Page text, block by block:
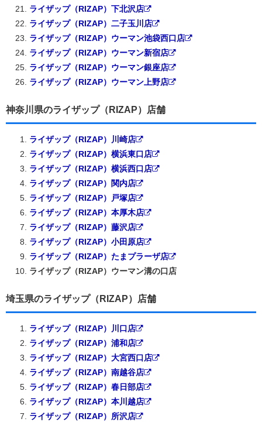
ライザップ（RIZAP）下北沢店
ライザップ（RIZAP）二子玉川店
ライザップ（RIZAP）ウーマン池袋西口店
ライザップ（RIZAP）ウーマン新宿店
ライザップ（RIZAP）ウーマン銀座店
ライザップ（RIZAP）ウーマン上野店
神奈川県のライザップ（RIZAP）店舗
ライザップ（RIZAP）川崎店
ライザップ（RIZAP）横浜東口店
ライザップ（RIZAP）横浜西口店
ライザップ（RIZAP）関内店
ライザップ（RIZAP）戸塚店
ライザップ（RIZAP）本厚木店
ライザップ（RIZAP）藤沢店
ライザップ（RIZAP）小田原店
ライザップ（RIZAP）たまプラーザ店
ライザップ（RIZAP）ウーマン溝の口店
埼玉県のライザップ（RIZAP）店舗
ライザップ（RIZAP）川口店
ライザップ（RIZAP）浦和店
ライザップ（RIZAP）大宮西口店
ライザップ（RIZAP）南越谷店
ライザップ（RIZAP）春日部店
ライザップ（RIZAP）本川越店
ライザップ（RIZAP）所沢店